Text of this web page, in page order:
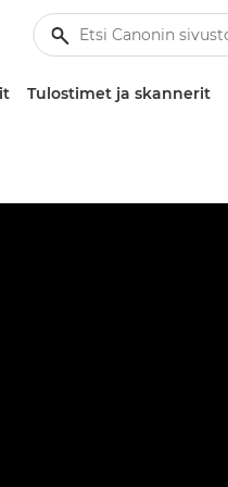
Tulostimet ja skannerit